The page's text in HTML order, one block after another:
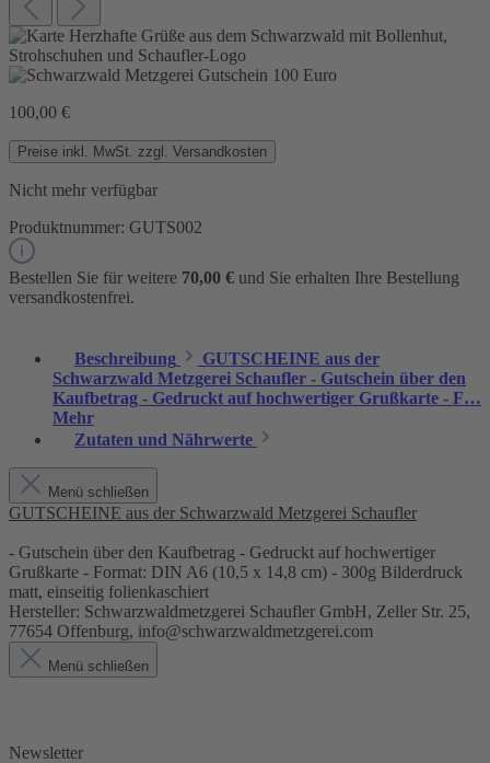
100,00 €
Preise inkl. MwSt. zzgl. Versandkosten
Nicht mehr verfügbar
Produktnummer: GUTS002
Bestellen Sie für weitere 70,00 € und Sie erhalten Ihre Bestellung
versandkostenfrei.
Beschreibung
GUTSCHEINE aus der
Schwarzwald Metzgerei Schaufler - Gutschein über den
Kaufbetrag - Gedruckt auf hochwertiger Grußkarte - F…
Mehr
Zutaten und Nährwerte
Menü schließen
GUTSCHEINE aus der Schwarzwald Metzgerei Schaufler
- Gutschein über den Kaufbetrag - Gedruckt auf hochwertiger
Grußkarte - Format: DIN A6 (10,5 x 14,8 cm) - 300g Bilderdruck
matt, einseitig folienkaschiert
Hersteller: Schwarzwaldmetzgerei Schaufler GmbH, Zeller Str. 25,
77654 Offenburg, info@schwarzwaldmetzgerei.com
Menü schließen
Newsletter